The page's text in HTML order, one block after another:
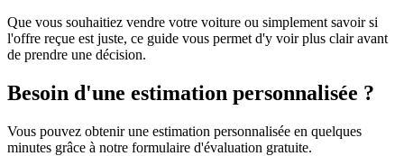
Que vous souhaitiez vendre votre voiture ou simplement savoir si
l'offre reçue est juste, ce guide vous permet d'y voir plus clair avant
de prendre une décision.
Besoin d'une estimation personnalisée ?
Vous pouvez obtenir une estimation personnalisée en quelques
minutes grâce à notre formulaire d'évaluation gratuite.